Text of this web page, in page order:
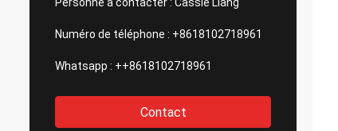
Numéro de téléphone : +8618102718961
Whatsapp : ++8618102718961
Contact